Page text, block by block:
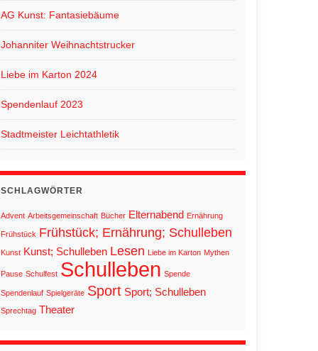
AG Kunst: Fantasiebäume
Johanniter Weihnachtstrucker
Liebe im Karton 2024
Spendenlauf 2023
Stadtmeister Leichtathletik
SCHLAGWÖRTER
Advent Arbeitsgemeinschaft Bücher Elternabend Ernährung
Frühstück Frühstück; Ernährung; Schulleben
Kunst Kunst; Schulleben Lesen Liebe im Karton Mythen
Pause Schulfest Schulleben Spende
Spendenlauf Spielgeräte Sport Sport; Schulleben
Sprechtag Theater